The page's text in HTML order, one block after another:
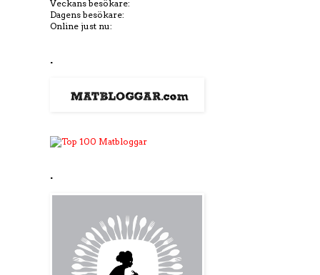
Veckans besökare:
Dagens besökare:
Online just nu:
.
.